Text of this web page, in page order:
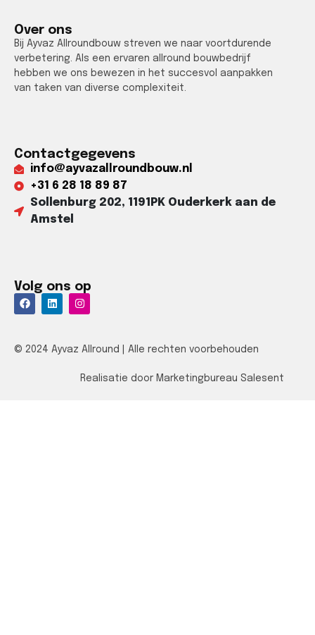
Over ons
Bij Ayvaz Allroundbouw streven we naar voortdurende
verbetering. Als een ervaren allround bouwbedrijf
hebben we ons bewezen in het succesvol aanpakken
van taken van diverse complexiteit.
Contactgegevens
info@ayvazallroundbouw.nl
+31 6 28 18 89 87​
Sollenburg 202, 1191PK Ouderkerk aan de
Amstel​
Volg ons op
© 2024 Ayvaz Allround | Alle rechten voorbehouden
Realisatie door Marketingbureau Salesent